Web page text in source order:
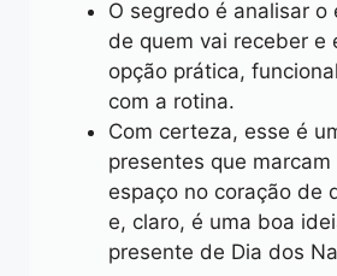
O segredo é analisar o
de quem vai receber e
opção prática,
com a rotina.
Com certeza, esse é
presentes que marcam
espaço no coração de
e, claro, é uma boa
presente de Dia dos